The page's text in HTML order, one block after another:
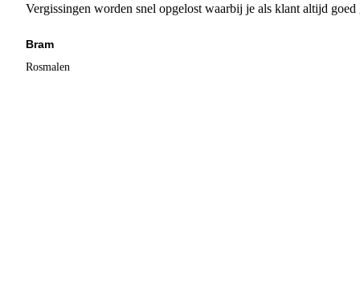
Vergissingen worden snel opgelost waarbij je als klant altijd
Bram
Rosmalen